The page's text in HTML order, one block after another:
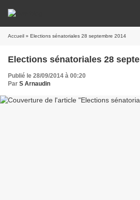
Accueil » Elections sénatoriales 28 septembre 2014
Elections sénatoriales 28
Publié le 28/09/2014 à 00:20
Par S Arnaudin